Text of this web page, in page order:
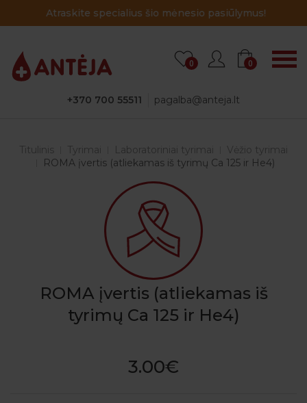
Atraskite specialius šio mėnesio pasiūlymus!
+370 700 55511 pagalba@anteja.lt
0 0
Titulinis Tyrimai Laboratoriniai tyrimai
Vėžio tyrimai
ROMA įvertis (atliekamas iš tyrimų Ca 125 ir He4)
ROMA įvertis (atliekamas iš
tyrimų Ca 125 ir He4)
3.00€